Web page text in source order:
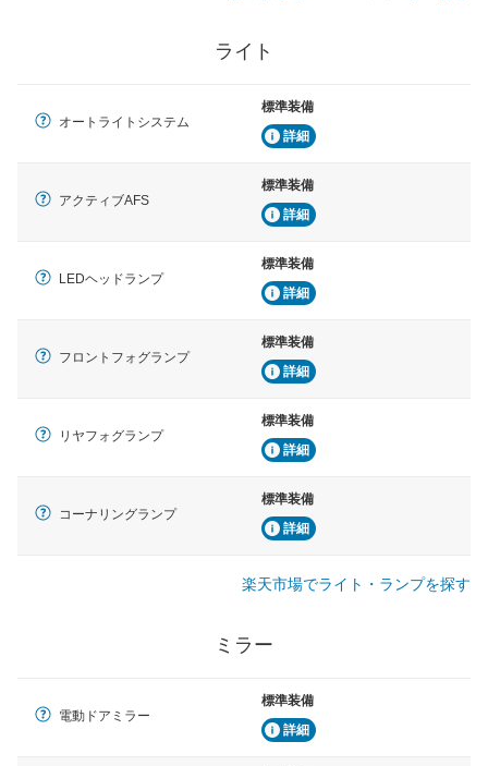
ライト
オートライトシステム
標準装備
詳細
アクティブAFS
標準装備
詳細
LEDヘッドランプ
標準装備
詳細
フロントフォグランプ
標準装備
詳細
リヤフォグランプ
標準装備
詳細
コーナリングランプ
標準装備
詳細
楽天市場でライト・ランプを探す
ミラー
電動ドアミラー
標準装備
詳細